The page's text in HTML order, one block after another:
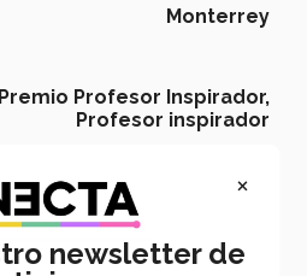
Monterrey
Premio Profesor Inspirador,
Profesor inspirador
Educación
×
newsletter de